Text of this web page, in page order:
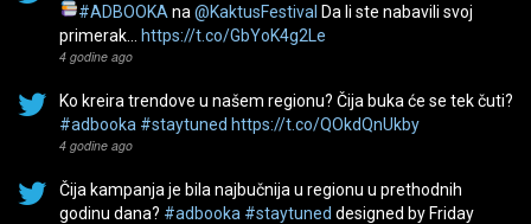
#ADBOOKA na @KaktusFestival Da li ste nabavili svoj
primerak… https://t.co/GbYoK4g2Le
4 godine ago
Ko kreira trendove u našem regionu? Čija buka će se tek čuti?
#adbooka #staytuned https://t.co/QOkdQnUkby
4 godine ago
Čija kampanja je bila najbučnija u regionu u prethodnih
godinu dana? #adbooka #staytuned designed by Friday